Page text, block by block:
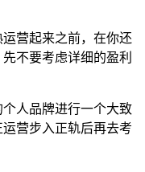
营起来之前，在你还
不要考虑详细的盈利
人品牌进行一个大致
营步入正轨后再去考